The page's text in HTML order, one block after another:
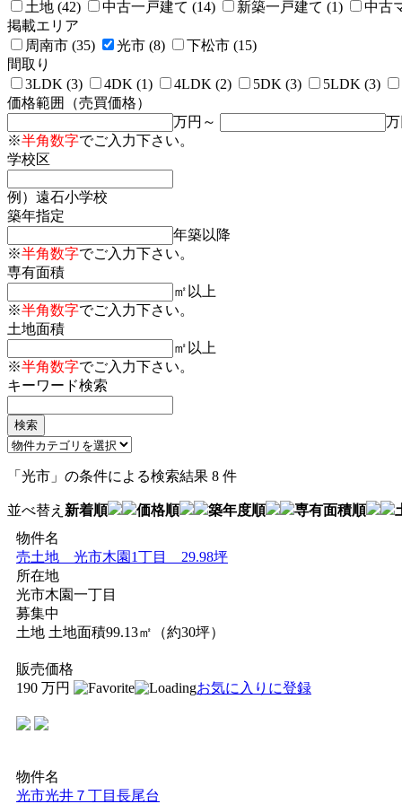
土地 (42) 中古一戸建て (14) 新築一戸建て (1)
中古
掲載エリア
周南市 (35)
光市 (8)
下松市 (15)
間取り
3LDK (3)
4DK (1) 4LDK (2) 5DK (3)
5LDK (3)
価格範囲（売買価格）
万円～
※半角数字でご入力下さい。
学校区
例）遠石小学校
築年指定
年築以降
※半角数字でご入力下さい。
専有面積
㎡以上
※半角数字でご入力下さい。
土地面積
㎡以上
※半角数字でご入力下さい。
キーワード検索
「 光市 」 の条件による検索結果 8 件
並べ替え 新着順 価格順 築年度順 専有面積順
物件名
売土地 光市木園1丁目 29.98坪
所在地
光市木園一丁目
募集中
土地 土地面積99.13㎡（約30坪）
販売価格
190 万円 お気に入りに登録
物件名
光市光井７丁目長尾台